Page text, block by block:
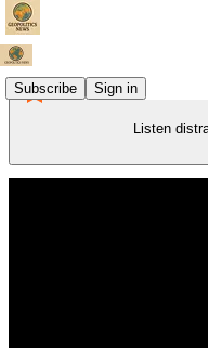
Subscribe Sign in
Listen